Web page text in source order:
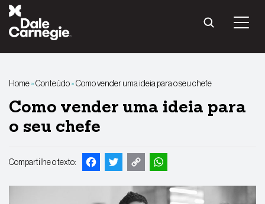
Pular
conteúdo
Home»Conteúdo»Como vender uma ideia para o seu chefe
Como vender uma ideia para
o seu chefe
Compartilhe o texto: Facebook
Twitter
Copy
Link
WhatsApp